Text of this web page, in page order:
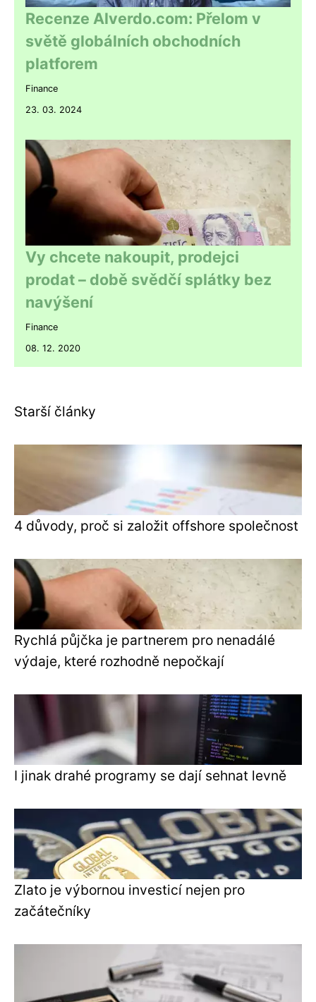
Recenze Alverdo.com: Přelom v
světě globálních obchodních
platforem
Finance
23. 03. 2024
Vy chcete nakoupit, prodejci
prodat – době svědčí splátky bez
navýšení
Finance
08. 12. 2020
Starší články
4 důvody, proč si založit offshore společnost
Rychlá půjčka je partnerem pro nenadálé
výdaje, které rozhodně nepočkají
I jinak drahé programy se dají sehnat levně
Zlato je výbornou investicí nejen pro
začátečníky